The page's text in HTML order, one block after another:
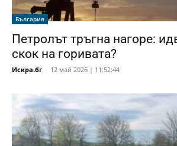
България
Петролът тръгна нагоре:
скок на горивата?
Искра.бг - 12 май 2026 | 11:52:44